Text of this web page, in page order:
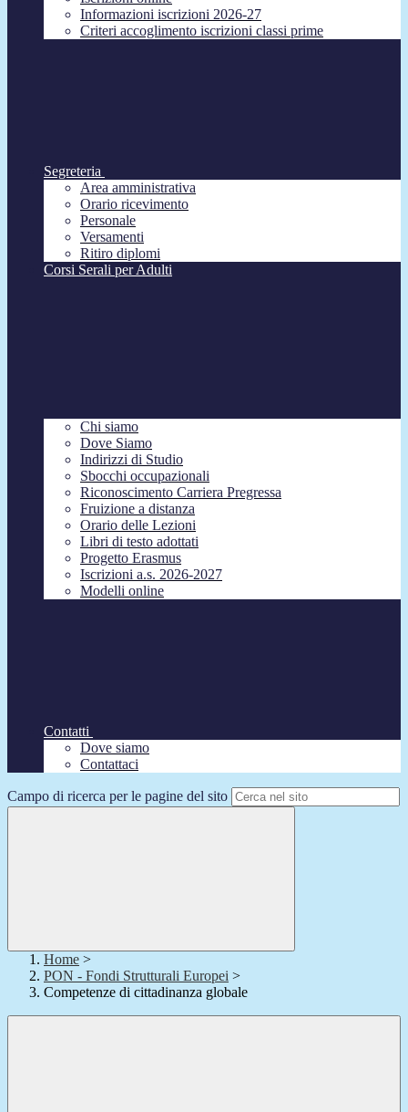
Informazioni iscrizioni 2026-27
Criteri accoglimento iscrizioni classi prime
Segreteria
Area amministrativa
Orario ricevimento
Personale
Versamenti
Ritiro diplomi
Corsi Serali per Adulti
Chi siamo
Dove Siamo
Indirizzi di Studio
Sbocchi occupazionali
Riconoscimento Carriera Pregressa
Fruizione a distanza
Orario delle Lezioni
Libri di testo adottati
Progetto Erasmus
Iscrizioni a.s. 2026-2027
Modelli online
Contatti
Dove siamo
Contattaci
Campo di ricerca per le pagine del sito
Home >
PON - Fondi Strutturali Europei >
Competenze di cittadinanza globale